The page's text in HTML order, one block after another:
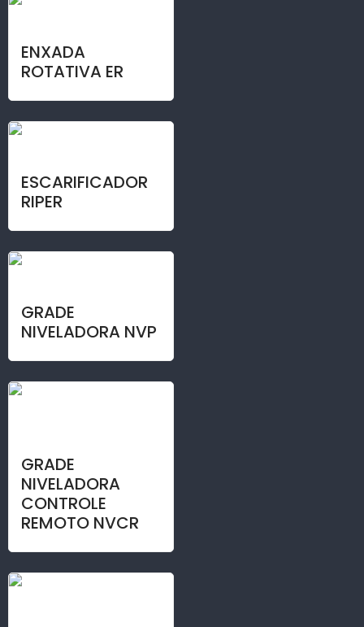
ENXADA
ROTATIVA ER
ESCARIFICADOR
RIPER
GRADE
NIVELADORA NVP
GRADE
NIVELADORA
CONTROLE
REMOTO NVCR